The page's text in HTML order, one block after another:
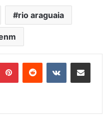
rio araguaia